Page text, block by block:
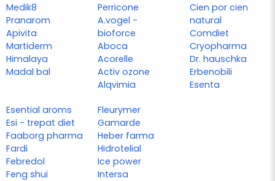
Medik8
Pranarom
Apivita
Martiderm
Himalaya
Madal bal
Perricone
A.vogel -
bioforce
Aboca
Acorelle
Activ ozone
Alqvimia
Cien por cien
natural
Comdiet
Cryopharma
Dr. hauschka
Erbenobili
Esenta
Esential aroms
Esi - trepat diet
Faaborg pharma
Fardi
Febredol
Feng shui
Fleurymer
Gamarde
Heber farma
Hidrotelial
Ice power
Intersa